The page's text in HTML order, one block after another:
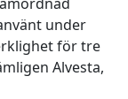
under
för tre
Alvesta,